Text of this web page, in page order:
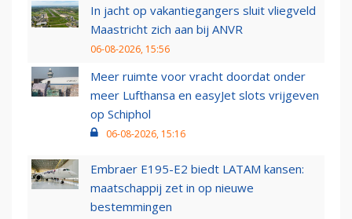
In jacht op vakantiegangers sluit vliegveld
Maastricht zich aan bij ANVR
06-08-2026, 15:56
Meer ruimte voor vracht doordat onder
meer Lufthansa en easyJet slots vrijgeven
op Schiphol
06-08-2026, 15:16
Embraer E195-E2 biedt LATAM kansen:
maatschappij zet in op nieuwe
bestemmingen